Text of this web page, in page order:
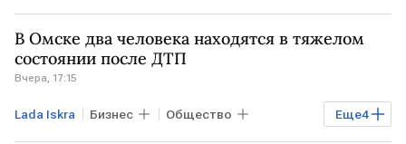
В Омске два человека находятся в тяжелом
состоянии после ДТП
Вчера, 17:15
Еще4
Lada Iskra Бизнес Общество